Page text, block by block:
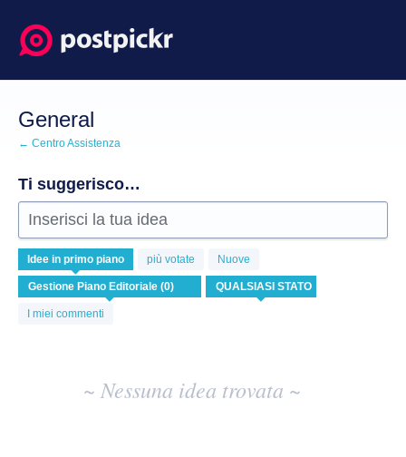
Salta
al
contenuto
General
← Centro Assistenza
Ti suggerisco…
Inserisci la tua idea
Idee in primo piano più votate Nuove
I miei commenti
Nessuna
idea
esistente
risulta
~ Nessuna idea trovata ~